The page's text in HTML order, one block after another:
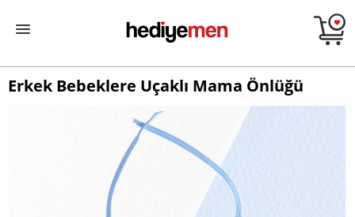
Erkek Bebeklere Uçaklı Mama Önlüğü